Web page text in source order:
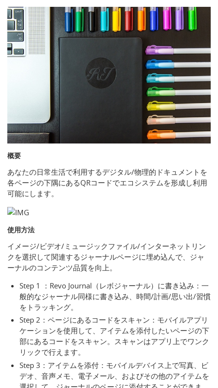
概要
あなたの日常生活で利用するデジタル/物理的ドキュメントを
各ページの下隅にあるQRコードでエコシステムを形成し利用
可能にします。
使用方法
イメージ/ビデオ/ミュージックファイル/インターネットリン
クを選択して関連するジャーナルページに埋め込んで、ジャ
ーナルのコンテンツ品質を向上。
Step 1 ：Revo Journal（レボジャーナル）に書き込み：一
般的なジャーナル同様に書き込み、時間/計画/思い出/習慣
をトラッキング。
Step 2：ページにあるコードをスキャン：モバイルアプリ
ケーションを使用して、アイテムを添付したいページの下
部にあるコードをスキャン。スキャンはアプリ上でワンク
リックで行えます。
Step 3：アイテムを添付：モバイルデバイス上で写真、ビ
デオ、音声メモ、電子メール、およびその他のアイテムを